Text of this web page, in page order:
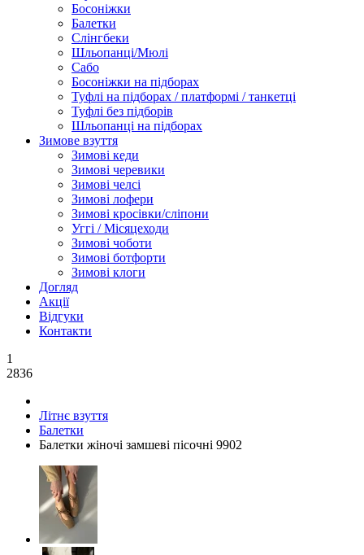
Босоніжки
Балетки
Слінгбеки
Шльопанці/Мюлі
Сабо
Босоніжки на підборах
Туфлі на підборах / платформі / танкетці
Туфлі без підборів
Шльопанці на підборах
Зимове взуття
Зимові кеди
Зимові черевики
Зимові челсі
Зимові лофери
Зимові кросівки/сліпони
Уггі / Місяцеходи
Зимові чоботи
Зимові ботфорти
Зимові клоги
Догляд
Акції
Відгуки
Контакти
1
2836
Літнє взуття
Балетки
Балетки жіночі замшеві пісочні 9902